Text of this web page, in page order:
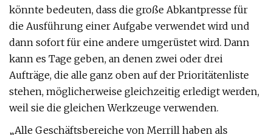
könnte bedeuten, dass die große Abkantpresse für
die Ausführung einer Aufgabe verwendet wird und
dann sofort für eine andere umgerüstet wird. Dann
kann es Tage geben, an denen zwei oder drei
Aufträge, die alle ganz oben auf der Prioritätenliste
stehen, möglicherweise gleichzeitig erledigt werden,
weil sie die gleichen Werkzeuge verwenden.
„Alle Geschäftsbereiche von Merrill haben als